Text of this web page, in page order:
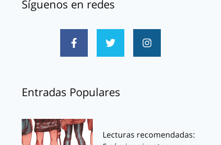
Síguenos en redes
Entradas Populares
Lecturas recomendadas: